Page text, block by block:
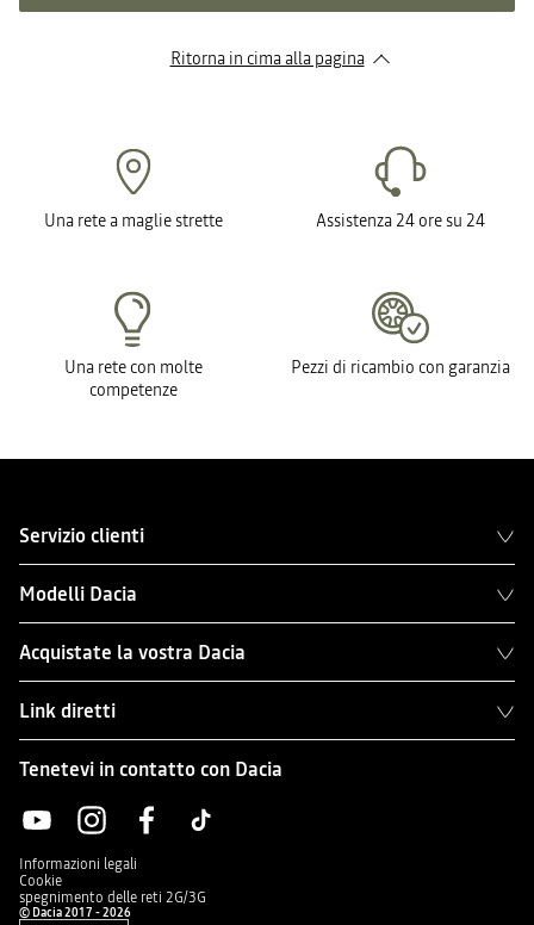
Ritorna in cima alla pagina
Una rete a maglie strette Assistenza 24 ore su 24
Una rete con molte
competenze
Pezzi di ricambio con garanzia
Servizio clienti
Modelli Dacia
Acquistate la vostra Dacia
Link diretti
Tenetevi in contatto con Dacia
Informazioni legali
Cookie
spegnimento delle reti 2G/3G
© Dacia 2017 - 2026